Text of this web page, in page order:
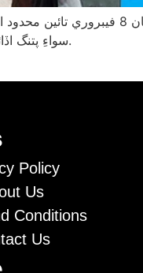
پنجاب جي گهرو وزير موجب صوبِي سطح تي پتنگ بازي تي پابندي
سواءِ پتنگ اڏائڻ غيرقانوني قرار ڏنو ويو آهي.
Policy
Us
Conditions
Us